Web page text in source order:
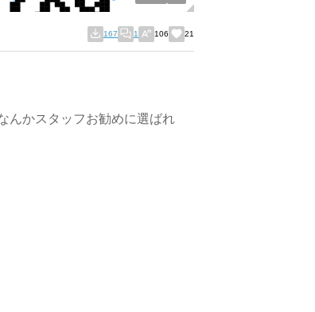
167 1 106 21
んかスタッフお勧めに選ばれ